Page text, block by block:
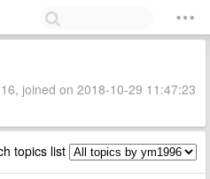
joined on 2018-10-29 11:47:23
topics list